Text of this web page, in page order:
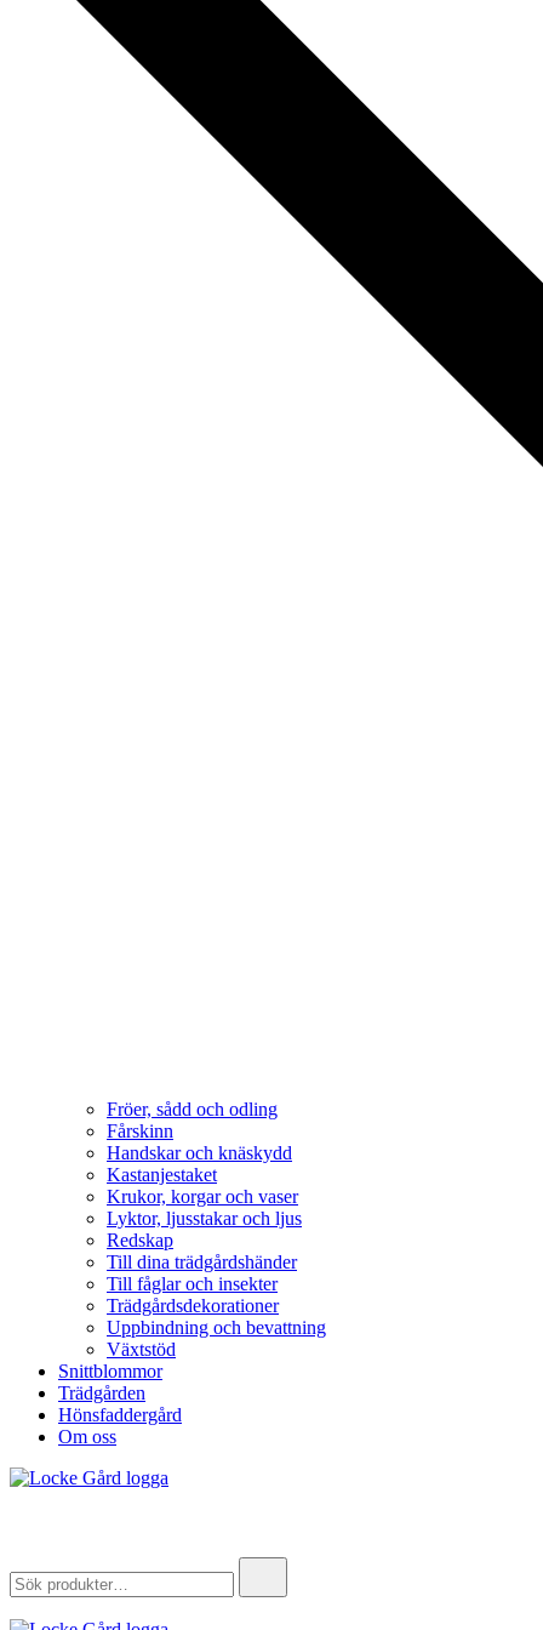
Fröer, sådd och odling
Fårskinn
Handskar och knäskydd
Kastanjestaket
Krukor, korgar och vaser
Lyktor, ljusstakar och ljus
Redskap
Till dina trädgårdshänder
Till fåglar och insekter
Trädgårdsdekorationer
Uppbindning och bevattning
Växtstöd
Snittblommor
Trädgården
Hönsfaddergård
Om oss
for: